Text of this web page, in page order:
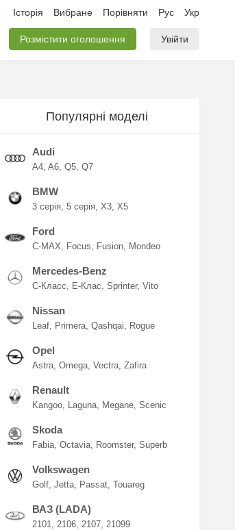
Історія Вибране Порівняти Рус Укр
Розмістити оголошення Увійти
Популярні моделі
Audi
A4 A6 Q5 Q7
BMW
3 серія 5 серія X3 X5
Ford
C-MAX Focus Fusion Mondeo
Mercedes-Benz
C-Класс E-Клас Sprinter Vito
Nissan
Leaf Primera Qashqai Rogue
Opel
Astra Omega Vectra Zafira
Renault
Kangoo Laguna Megane Scenic
Skoda
Fabia Octavia Roomster Superb
Volkswagen
Golf Jetta Passat Touareg
ВАЗ (LADA)
2101 2106 2107 21099